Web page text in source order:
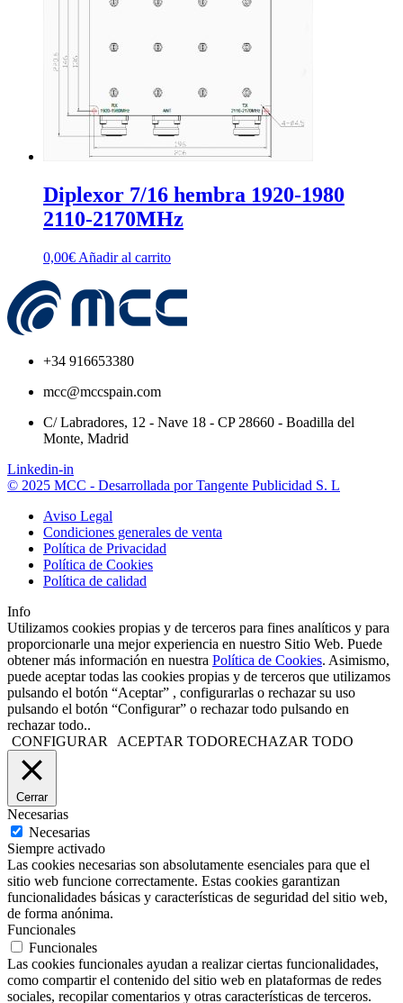
Diplexor 7/16 hembra 1920-1980
2110-2170MHz
0,00€ Añadir al carrito
+34 916653380
mcc@mccspain.com
C/ Labradores, 12 - Nave 18 - CP 28660 - Boadilla del
Monte, Madrid
Linkedin-in
© 2025 MCC - Desarrollada por Tangente Publicidad S. L
Aviso Legal
Condiciones generales de venta
Política de Privacidad
Política de Cookies
Política de calidad
Info
Utilizamos cookies propias y de terceros para fines analíticos y para
proporcionarle una mejor experiencia en nuestro Sitio Web. Puede
obtener más información en nuestra Política de Cookies. Asimismo,
puede aceptar todas las cookies propias y de terceros que utilizamos
pulsando el botón “Aceptar” , configurarlas o rechazar su uso
pulsando el botón “Configurar” o rechazar todo pulsando en
rechazar todo..
CONFIGURAR
ACEPTAR TODORECHAZAR TODO
Cerrar
Necesarias
Necesarias
Siempre activado
Las cookies necesarias son absolutamente esenciales para que el
sitio web funcione correctamente. Estas cookies garantizan
funcionalidades básicas y características de seguridad del sitio web,
de forma anónima.
Funcionales
Funcionales
Las cookies funcionales ayudan a realizar ciertas funcionalidades,
como compartir el contenido del sitio web en plataformas de redes
sociales, recopilar comentarios y otras características de terceros.